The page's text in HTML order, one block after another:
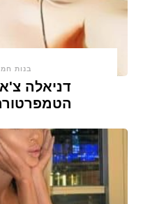
בנות
דניאלה